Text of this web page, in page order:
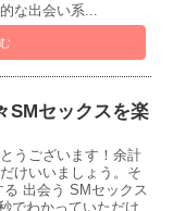
な出会い系...
SMセックスを楽
うございます！余計
けいいましょう。そ
出会う SMセックス
でわかっていただけ